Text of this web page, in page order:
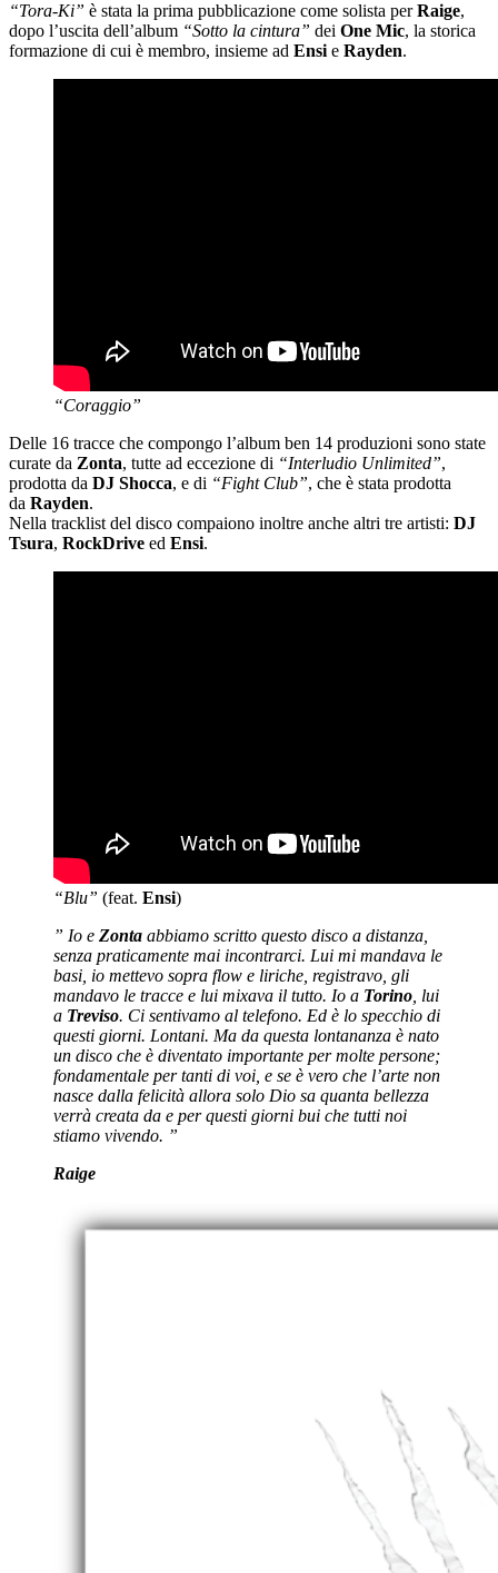
“Tora-Ki” è stata la prima pubblicazione come solista perRaige,
dopo l’uscita dell’album “Sotto la cintura” dei One Mic, la storica
formazione di cui è membro, insieme ad Ensi e Rayden.
“Coraggio”
Delle 16 tracce che compongo l’album ben 14 produzioni sono state
curate da Zonta, tutte ad eccezione di “Interludio Unlimited”,
prodotta da DJ Shocca, e di “Fight Club”, che è stata prodotta
da Rayden.
Nella tracklist del disco compaiono inoltre anche altri tre artisti: DJ
Tsura, RockDrive ed Ensi.
“Blu” (feat. Ensi)
” Io e Zonta abbiamo scritto questo disco a distanza,
senza praticamente mai incontrarci. Lui mi mandava le
basi, io mettevo sopra flow e liriche, registravo, gli
mandavo le tracce e lui mixava il tutto. Io a Torino , lui
a Treviso. Ci sentivamo al telefono. Ed è lo specchio di
questi giorni. Lontani. Ma da questa lontananza è nato
un disco che è diventato importante per molte persone;
fondamentale per tanti di voi, e se è vero che l’arte non
nasce dalla felicità allora solo Dio sa quanta bellezza
verrà creata da e per questi giorni bui che tutti noi
stiamo vivendo. ”
Raige